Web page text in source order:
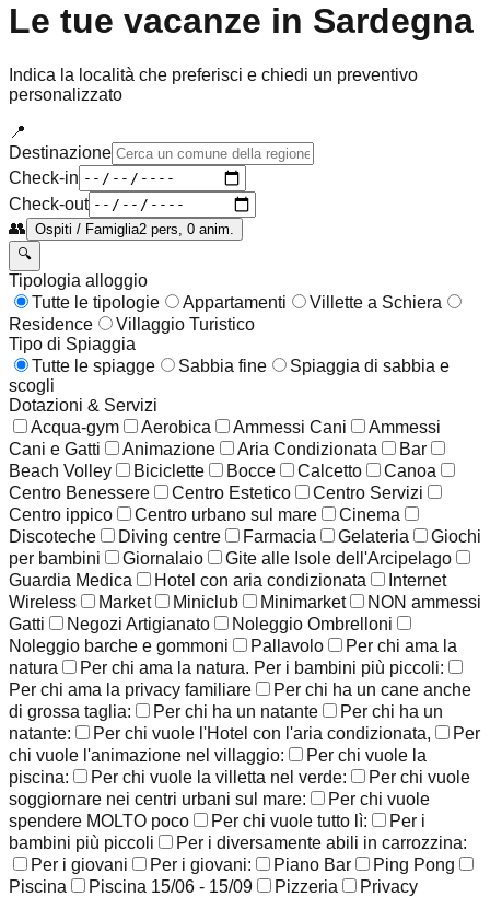
Le tue vacanze in Sardegna
Indica la località che preferisci e chiedi un preventivo
personalizzato
📍
Destinazione
Check-in
Check-out
👥 Ospiti / Famiglia2 pers, 0 anim.
🔍
Tipologia alloggio
Tutte le tipologie
Appartamenti
Villette a Schiera
Residence
Villaggio Turistico
Tipo di Spiaggia
Tutte le spiagge
Sabbia fine
Spiaggia di sabbia e
scogli
Dotazioni & Servizi
Acqua-gym
Aerobica Ammessi Cani
Ammessi
Cani e Gatti
Animazione Aria Condizionata
Bar
Beach Volley
Biciclette Bocce Calcetto
Canoa
Centro Benessere
Centro Estetico
Centro Servizi
Centro ippico
Centro urbano sul mare
Cinema
Discoteche
Diving centre Farmacia Gelateria
Giochi
per bambini
Giornalaio
Gite alle Isole dell'Arcipelago
Guardia Medica
Hotel con aria condizionata
Internet
Wireless
Market Miniclub Minimarket
NON ammessi
Gatti
Negozi Artigianato
Noleggio Ombrelloni
Noleggio barche e gommoni
Pallavolo
Per chi ama la
natura
Per chi ama la natura. Per i bambini più piccoli:
Per chi ama la privacy familiare
Per chi ha un cane anche
di grossa taglia:
Per chi ha un natante
Per chi ha un
natante:
Per chi vuole l'Hotel con l'aria condizionata,
Per
chi vuole l'animazione nel villaggio:
Per chi vuole la
piscina:
Per chi vuole la villetta nel verde:
Per chi vuole
soggiornare nei centri urbani sul mare:
Per chi vuole
spendere MOLTO poco
Per chi vuole tutto lì:
Per i
bambini più piccoli
Per i diversamente abili in carrozzina:
Per i giovani
Per i giovani: Piano Bar
Ping Pong
Piscina
Piscina 15/06 - 15/09 Pizzeria
Privacy